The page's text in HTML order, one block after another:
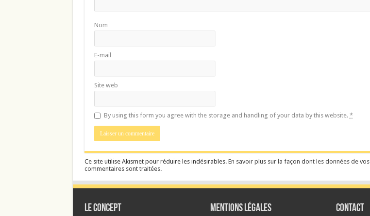
Nom
E-mail
Site web
By using this form you agree with the storage and handling of your data by this website. *
Ce site utilise Akismet pour réduire les indésirables. En savoir plus sur la façon dont les données de vos
commentaires sont traitées.
Le CONCEPT MENTIONS LÉGALES Contact